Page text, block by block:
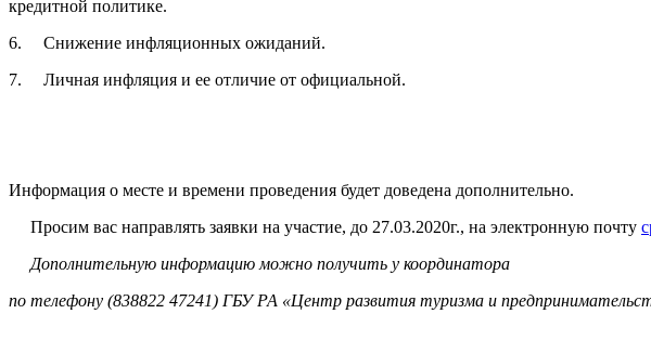
кредитной политике.
6. Снижение инфляционных ожиданий.
7. Личная инфляция и ее отличие от официальной.
Информация о месте и времени проведения будет доведена дополнительно.
Просим вас направлять заявки на участие, до 27.03.2020г., на электронную почту
Дополнительную информацию можно получить у координатора
по телефону (838822 47241) ГБУ РА «Центр развития туризма и